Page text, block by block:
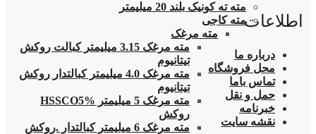
مته ته کونیک بلند 20 میلیمتر
مته کاجی
مته مرغک
مته مرغک 3.15 میلیمتر کبالت روکش
تیتانیوم
مته مرغک 4.0 میلیمتر کبالتدار روکش
تیتانیوم
مته مرغک 5 میلیمتر HSSCO5%
روکش
مته مرغک 6 میلیمتر کبالتدار .روکش
اطلاعات
درباره ما
محل فروشگاه
تماس باما
حمل و نقل
خبرنامه
نقشه سایت